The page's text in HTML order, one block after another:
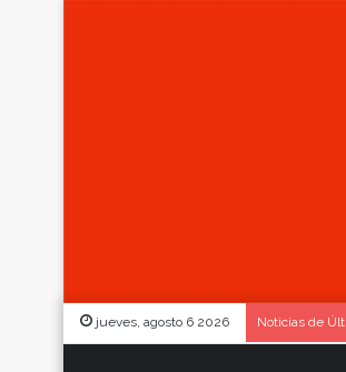
jueves, agosto 6 2026 Noticias de